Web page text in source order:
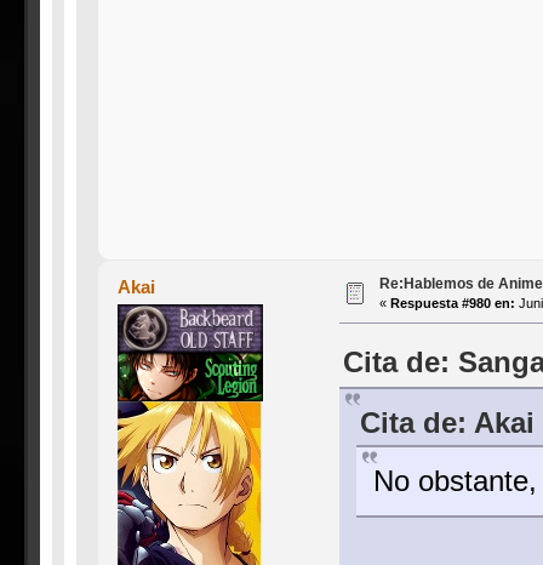
Akai Re:Hablemos de
« Respuesta #980 en:
Cita de:
Cita de: Akai
No